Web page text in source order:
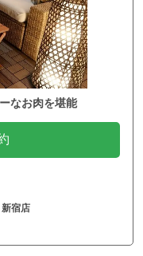
なお肉を堪能
宿店